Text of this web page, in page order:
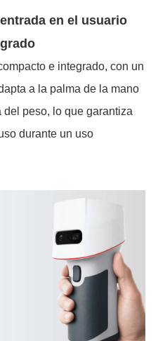
en el usuario
e integrado, con un
a la palma de la mano
peso, lo que garantiza
durante un uso